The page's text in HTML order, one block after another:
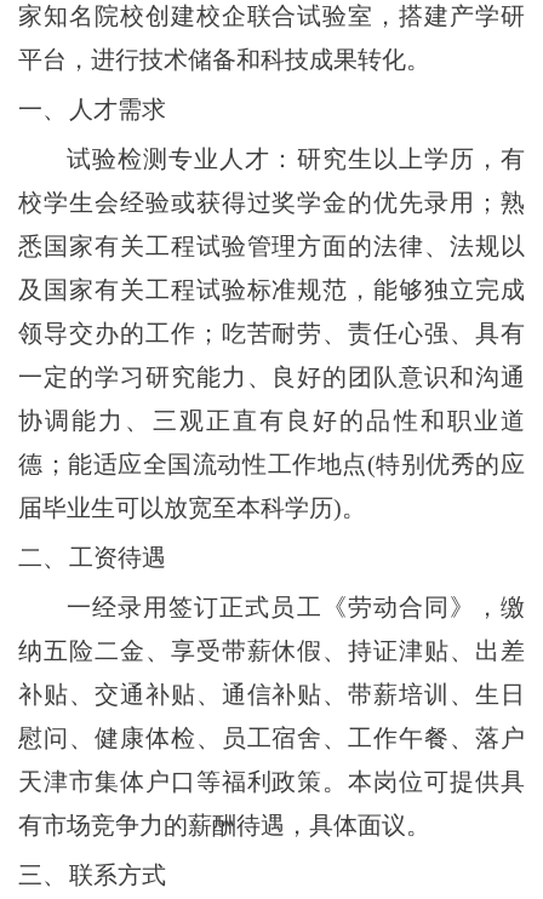
家知名院校创建校企联合试验室，搭建产学研
平台，进行技术储备和科技成果转化。
一、
人才需求
试验检测专业人才：研究生以上学历，有
校学生会经验或获得过奖学金的优先录用；熟
悉国家有关工程试验管理方面的法律、法规以
及国家有关工程试验标准规范，能够独立完成
领导交办的工作；吃苦耐劳、责任心强、具有
一定的学习研究能力、良好的团队意识和沟通
协调能力、三观正直有良好的品性和职业道
德；能适应全国流动性工作地点(特别优秀的应
届毕业生可以放宽至本科学历)。
二、
工资待遇
一经录用签订正式员工《劳动合同》，缴
纳五险二金、享受带薪休假、持证津贴、出差
补贴、交通补贴、通信补贴、带薪培训、生日
慰问、健康体检、员工宿舍、工作午餐、落户
天津市集体户口等福利政策。本岗位可提供具
有市场竞争力的薪酬待遇，具体面议。
三、 联系方式